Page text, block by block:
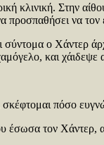
κλινική. Στην
προσπαθήσει να
ο Χάντερ
και
πόσο
έσωσα τον Χάντερ,